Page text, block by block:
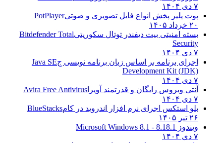
۷ دی ۱۴۰۴
پوت پلیر پخش انواع فایل تصویری و صوتیPotPlayer
۲۰ خرداد ۱۴۰۵
بسته امنیتی بیت دیفندر توتال سکوریتیBitdefender Total
Security
۷ دی ۱۴۰۴
اجرای برنامه بر اساس زبان برنامه نویسی جJava SE
Development Kit (JDK)
۷ دی ۱۴۰۴
آنتی ویروس رایگان و قدرتمند آویرا Avira Free Antivirus
۷ دی ۱۴۰۴
بلو استکس اجرای نرم افزار اندروید در کامBlueStacks
۲۶ تیر ۱۴۰۵
ویندوز 8.1
8.1 - Microsoft Windows 8.1
۷ دی ۱۴۰۴